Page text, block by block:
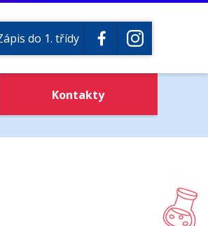
do 1. třídy
Kontakty